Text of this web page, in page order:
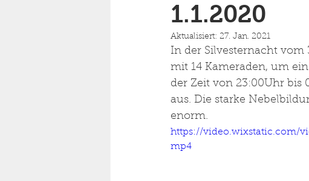
1.1.2020
Aktualisiert: 27. Jan. 2021
In der Silvesternacht vom
mit 14 Kameraden, um
der Zeit von 23:00Uhr bis
aus. Die starke
enorm.
https://video.wixstatic.com/
mp4